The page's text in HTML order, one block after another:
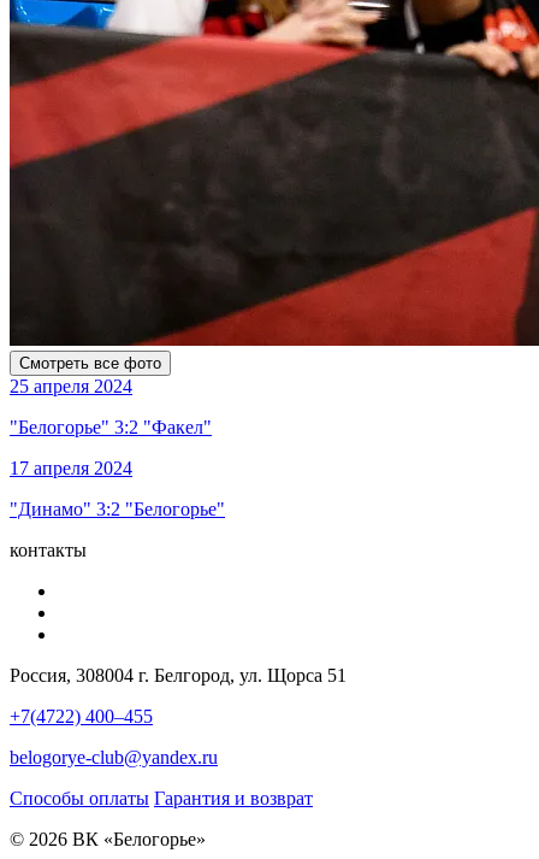
Смотреть все фото
25 апреля 2024
"Белогорье" 3:2 "Факел"
17 апреля 2024
"Динамо" 3:2 "Белогорье"
контакты
Россия, 308004 г. Белгород, ул. Щорса 51
+7(4722) 400–455
belogorye-club@yandex.ru
Способы оплаты Гарантия и возврат
© 2026 ВК «Белогорье»